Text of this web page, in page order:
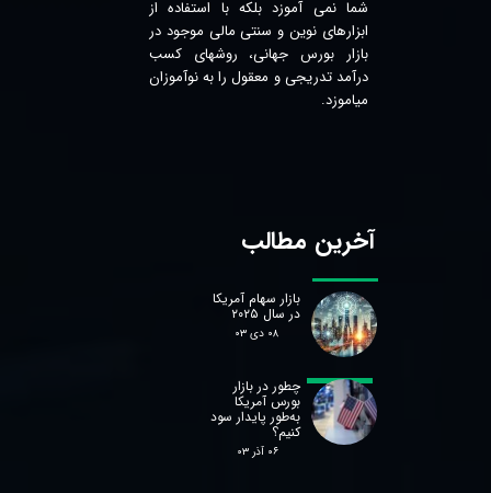
شما نمی آموزد بلکه با استفاده از
ابزارهای نوین و سنتی مالی موجود در
بازار بورس جهانی، روشهای کسب
درآمد تدریجی و معقول را به نوآموزان
میاموزد.
آخرین مطالب
بازار سهام آمریکا
در سال ۲۰۲۵
۰۸ دی ۰۳
چطور در بازار
بورس آمریکا
به‌طور پایدار سود
کنیم؟
۰۶ آذر ۰۳